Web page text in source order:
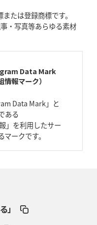
ラブハウスは「皆に開かれ
ィールド丸ごと計測機器」の
ュージーランドのフレア（閃
たは登録商標です。
・写真等あらゆる素材
Data Mark
情報マーク）
Data Mark」と
ある
」を利用したサー
ークです。
」